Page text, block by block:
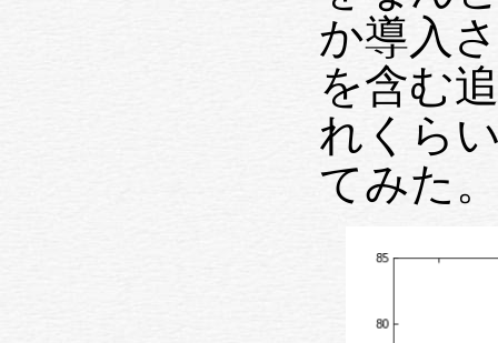
か導入
を含む
れくら
てみた